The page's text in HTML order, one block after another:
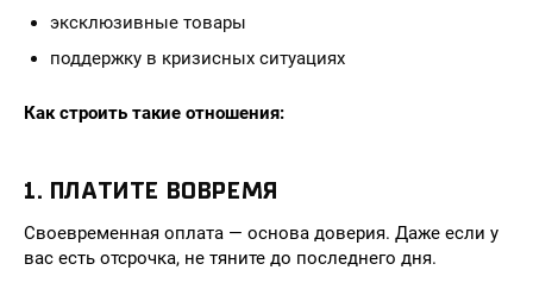
эксклюзивные товары
поддержку в кризисных ситуациях
Как строить такие отношения:
1. ПЛАТИТЕ ВОВРЕМЯ
Своевременная оплата — основа доверия. Даже если у
вас есть отсрочка, не тяните до последнего дня.